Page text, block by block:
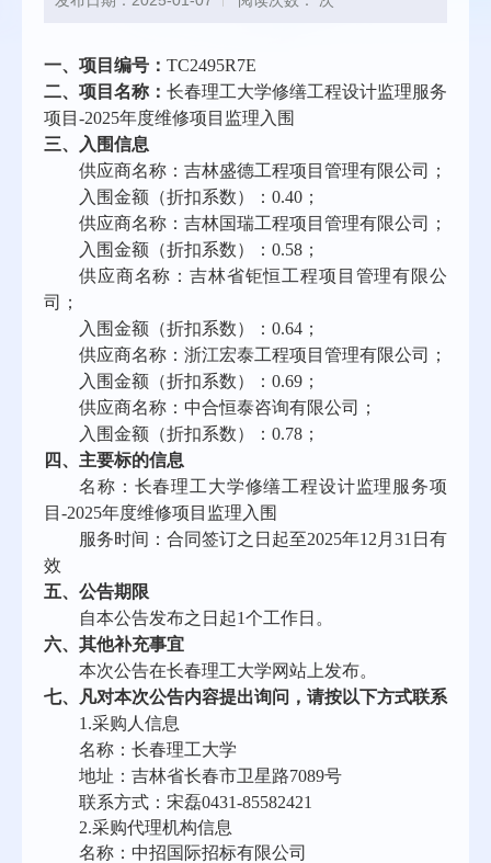
一、 项目 编号： TC2495R7E
二、 项目名称： 长春理工大学修缮工程设计监理服务
项目-2025年度维修项目监理入围
三、入围信息
供应商名称 ： 吉林盛德工程项目管理有限公司；
入围金额（折扣系数） ： 0.40；
供应商名称 ： 吉林国瑞工程项目管理有限公司；
入围金额（折扣系数） ： 0.58；
供应商名称 ：吉林省钜恒工程项目管理有限公
司；
入围金额（折扣系数） ： 0.64；
供应商名称 ： 浙江宏泰工程项目管理有限公司；
入围金额（折扣系数） ： 0.69；
供应商名称 ： 中合恒泰咨询有限公司；
入围金额（折扣系数） ： 0.78；
四、 主要标的信息
名称： 长春理工大学修缮工程设计监理服务项
目 -2025年度维修项目监理入围
服务时间： 合同签订之日起至2025年12月31日有
效
五、 公告期限
自本公告发布之日起1个工作日。
六、其他补充事宜
本次公告在长春理工大学网站上发布。
七、凡对本次公告内容提出询问，请按以下方式联系
1.采购人信息
名称：长春理工大学
地址： 吉林省长春市卫星路7089号
联系方式 ： 宋磊0431-85582421
2.采购代理机构信息
名称：中招国际招标有限公司